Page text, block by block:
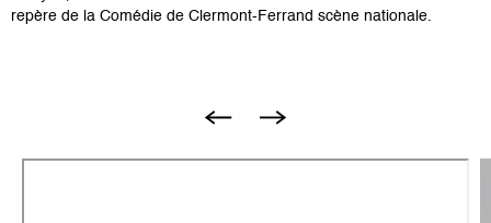
repère de la Comédie de Clermont-Ferrand scène nationale.